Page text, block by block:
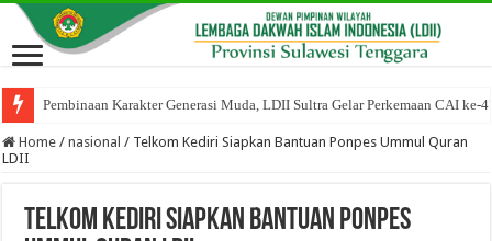
Pembinaan Karakter Generasi Muda, LDII Sultra Gelar Perkemaan CAI ke-
Home / nasional / Telkom Kediri Siapkan Bantuan Ponpes Ummul Quran
LDII
Telkom Kediri Siapkan Bantuan Ponpes